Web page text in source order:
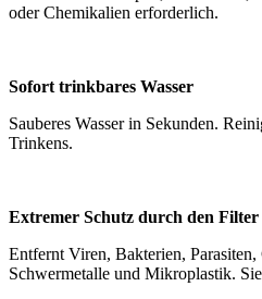
oder Chemikalien erforderlich.
Sofort trinkbares Wasser
Sauberes Wasser in Sekunden.
Trinkens.
Extremer Schutz durch den Filter
Entfernt Viren, Bakterien,
Schwermetalle und Mikroplastik.